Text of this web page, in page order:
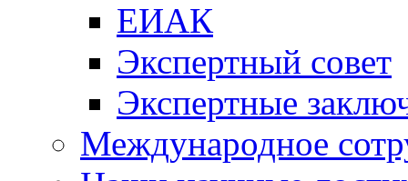
ЕИАК
Экспертный совет
Экспертные
Международное